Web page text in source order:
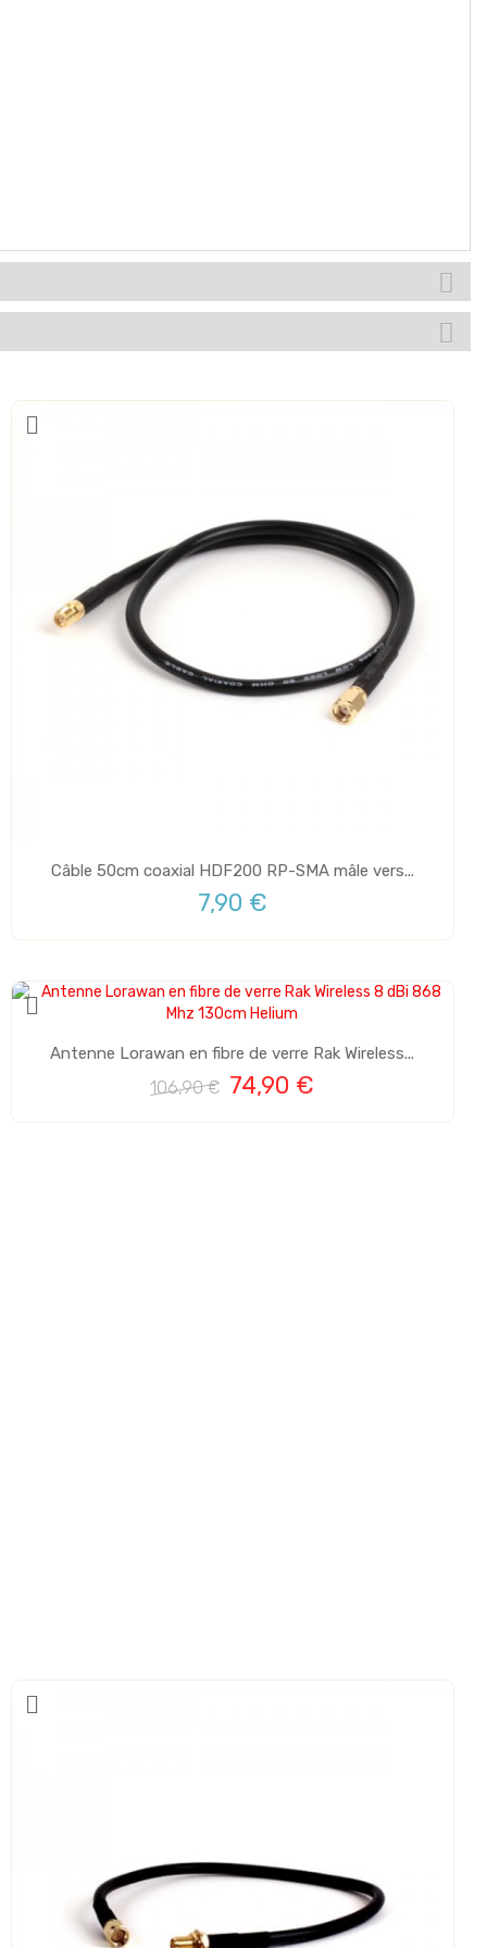
Câble 50cm coaxial HDF200 RP-SMA mâle vers...
7,90 €
Antenne Lorawan en fibre de verre Rak Wireless...
106,90 € 74,90 €